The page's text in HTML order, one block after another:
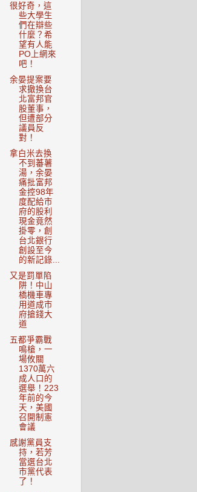
很好奇，這
些大學生
們在辯些
什麼？希
望有人能
PO上網來
吧！
余晏提案要
求撤換台
北富邦官
股董事，
但遭部分
議員反
對！
拿白米去換
不到蕃薯
湯，余晏
痛批富邦
金控98年
度配給市
府的股利
現金竟然
掛零，創
台北銀行
創設至今
的新記錄...
又是罰單陷
阱！中山
橋機車專
用道成市
府搶錢大
道
五都爭霸戰
鳴槍，一
場攸關
1370萬六
成人口的
選舉！223
年前的今
天，美國
召開制憲
會議
感謝黨員支
持，若芳
當選台北
市黨代表
了！